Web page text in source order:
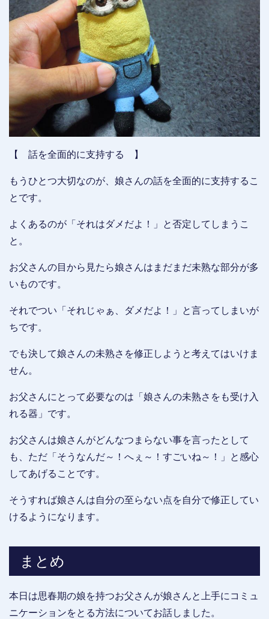
【 話を全面的に支持する 】
もうひとつ大切なのが、娘さんの話を全面的に支持するこ
とです。
よくあるのが「それはダメだよ！」と否定してしまうこ
と。
お父さんの目から見たら娘さんはまだまだ未熟な部分が多
いものです。
それでつい「それじゃぁ、ダメだよ！」と言ってしまいが
ちです。
でも決して娘さんの未熟さを修正しようと考えてはいけま
せん。
お父さんにとって必要なのは「娘さんの未熟さをも受け入
れる器」です。
お父さんは娘さんがどんなつまらない事を言ったとして
も、ただ「そうなんだ～！へぇ～！すごいね～！」と感心
してあげることです。
そうすれば娘さんは自分の至らない点を自分で修正してい
けるようになります。
まとめ
本日は思春期の娘を持つお父さんが娘さんと上手にコミュ
ニケーションをとる方法についてお話しました。